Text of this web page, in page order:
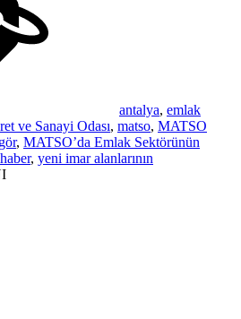
antalya, emlak
ve Sanayi Odası, matso, MATSO
, MATSO’da Emlak Sektörünün
, yeni imar alanlarının